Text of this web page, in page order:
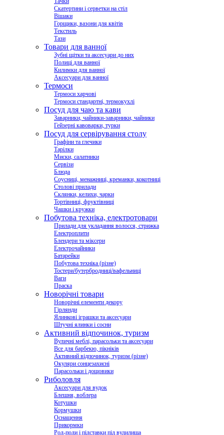
Скатертини і серветки на стіл
Вішаки
Горщики, вазони для квітів
Текстиль
Тази
Товари для ванної
Зубні щітки та аксесуари до них
Полиці для ванної
Килимки для ванної
Аксесуари для ванної
Термоси
Термоси харчові
Термоси стандартні, термокухлі
Посуд для чаю та кави
Заварники, чайники-заварники, чайники
Гейзерні кавоварки, турки
Посуд для сервірування столу
Графіни та глечики
Тарілки
Миски, салатники
Сервізи
Блюда
Соусниці, менажниці, креманки, кокотниці
Столові прилади
Склянки, келихи, чарки
Тортівниці, фруктівниці
Чашки і кружки
Побутова техніка, електротовари
Прилади для укладання волосся, стрижка
Електроплити
Блендери та міксери
Електрочайники
Батарейки
Побутова техніка (різне)
Тостери/бутербродниці/вафельниці
Ваги
Праска
Новорічні товари
Новорічні елементи декору
Гірлянди
Ялинкові іграшки та аксесуари
Штучні ялинки і сосни
Активний відпочинок, туризм
Вуличні меблі, парасольки та аксесуари
Все для барбекю, пікніків
Активний відпочинок, туризм (різне)
Окуляри сонцезахисні
Парасольки і дощовики
Риболовля
Аксесуари для вудок
Блешня, воблера
Котушки
Кормушки
Оснащення
Прикормки
Род-поди і підставки під вудилища